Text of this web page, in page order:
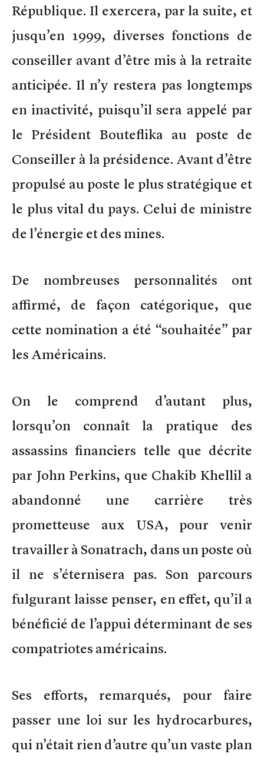
République. Il exercera, par la suite, et
jusqu’en 1999, diverses fonctions de
conseiller avant d’être mis à la retraite
anticipée. Il n’y restera pas longtemps
en inactivité, puisqu’il sera appelé par
le Président Bouteflika au poste de
Conseiller à la présidence. Avant d’être
propulsé au poste le plus stratégique et
le plus vital du pays. Celui de ministre
de l’énergie et des mines.
De nombreuses personnalités ont
affirmé, de façon catégorique, que
cette nomination a été “souhaitée” par
les Américains.
On le comprend d’autant plus,
lorsqu’on connaît la pratique des
assassins financiers telle que décrite
par John Perkins, que Chakib Khellil a
abandonné une carrière très
prometteuse aux USA, pour venir
travailler à Sonatrach, dans un poste où
il ne s’éternisera pas. Son parcours
fulgurant laisse penser, en effet, qu’il a
bénéficié de l’appui déterminant de ses
compatriotes américains.
Ses efforts, remarqués, pour faire
passer une loi sur les hydrocarbures,
qui n’était rien d’autre qu’un vaste plan